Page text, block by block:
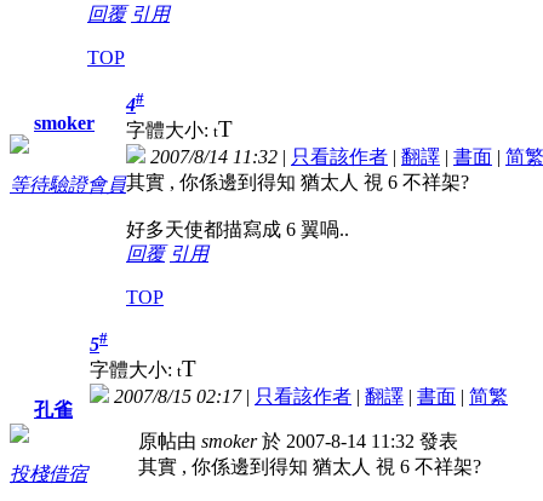
回覆 引用
TOP
smoker
等待驗證會員
4#
字體大小: tT
2007/8/14 11:32 | 只看該作者 | 翻譯 | 書面 | 简繁
其實 , 你係邊到得知 猶太人 視 6 不祥架?
好多天使都描寫成 6 翼喎..
回覆 引用
TOP
孔雀
投棧借宿
5#
字體大小: tT
2007/8/15 02:17| 只看該作者 | 翻譯 | 書面 | 简繁
原帖由 smoker於 2007-8-14 11:32 發表
其實 , 你係邊到得知 猶太人 視 6 不祥架?